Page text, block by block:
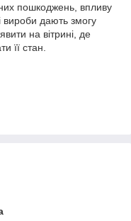
пошкоджень, впливу
вироби дають змогу
на вітрині, де
її стан.